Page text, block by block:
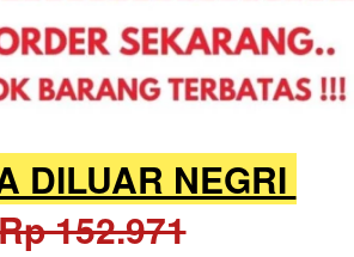
DILUAR NEGRI
152.971